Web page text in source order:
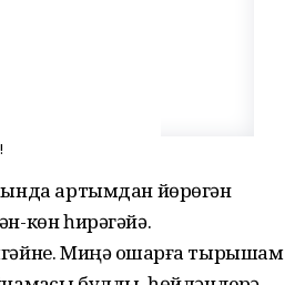
артымдан йөрөгән
көн һирәгәйә.
Миңә оҡшарға тырышам